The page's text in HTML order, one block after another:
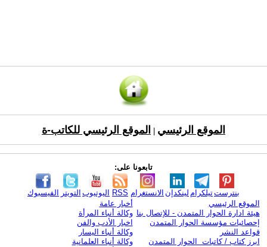
الموقع الرئيسي الموقع الرئيسي للكاتب-ة
تابعونا على:
الفيسبوك التويتر اليوتيوب RSS الانستغرام لينكدإن تيلكرامبنترست
الموقع الرئيسي
هيئة ادارة الحوار المتمدن - للإتصال بنا
إحصائيات مؤسسة الحوار المتمدن
قواعد النشر
ابرز كتاب / كاتبات الحوار المتمدن
أخبار عامة
وكالة أنباء المرأة
اخبار الأدب والفن
وكالة أنباء اليسار
وكالة أنباء العلمانية